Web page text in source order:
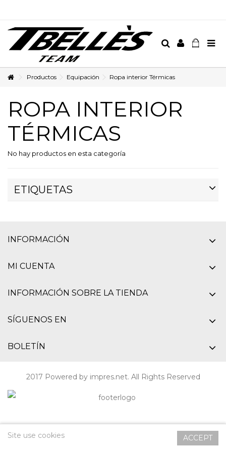
Productos Equipación Ropa interior Térmicas
ROPA INTERIOR
TÉRMICAS
No hay productos en esta categoría
ETIQUETAS
INFORMACIÓN
MI CUENTA
INFORMACIÓN SOBRE LA TIENDA
SÍGUENOS EN
BOLETÍN
2017 Powered by impres.net. All Rights Reserved
ACCEPT
Site use cookies